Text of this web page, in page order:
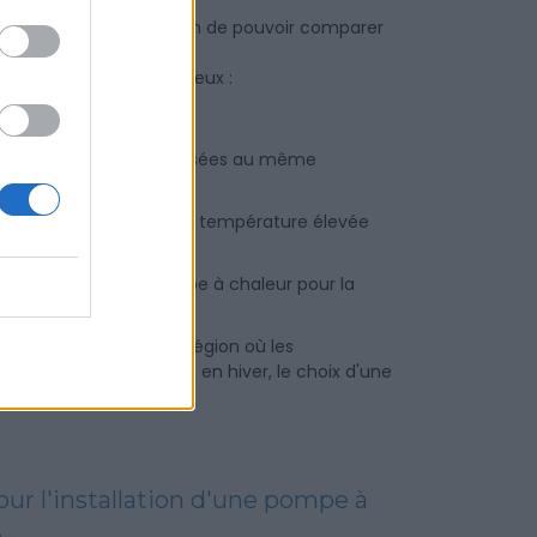
spécialistes afin de pouvoir comparer
PAC Hybride.
un choix judicieux :
pouvant être utilisées au même
qui ont besoin d'une température élevée
installer une pompe à chaleur pour la
si vous habitez une région où les
souvent négatives en hiver, le choix d'une
l'installation d'une pompe à